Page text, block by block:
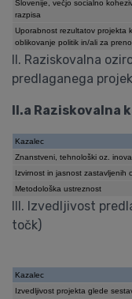
Slovenije, večjo socialno
razpisa
Uporabnost rezultatov projekta
oblikovanje politik in/ali za
II. Raziskovalna
predlaganega
II.a Raziskovalna
Kazalec
Znanstveni, tehnološki oz.
Izvirnost in jasnost zastavljenih
Metodološka ustreznost
III. Izvedljivost
točk)
Kazalec
Izvedljivost projekta glede